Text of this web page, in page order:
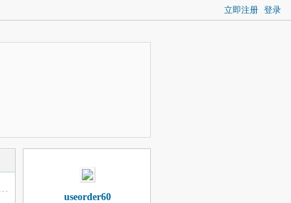
立即注册 登录
useorder60